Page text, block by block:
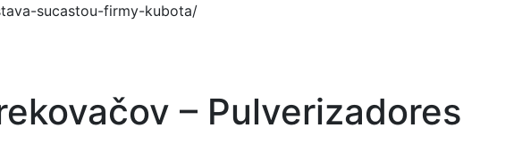
sucastou-firmy-kubota/
– Pulverizadores